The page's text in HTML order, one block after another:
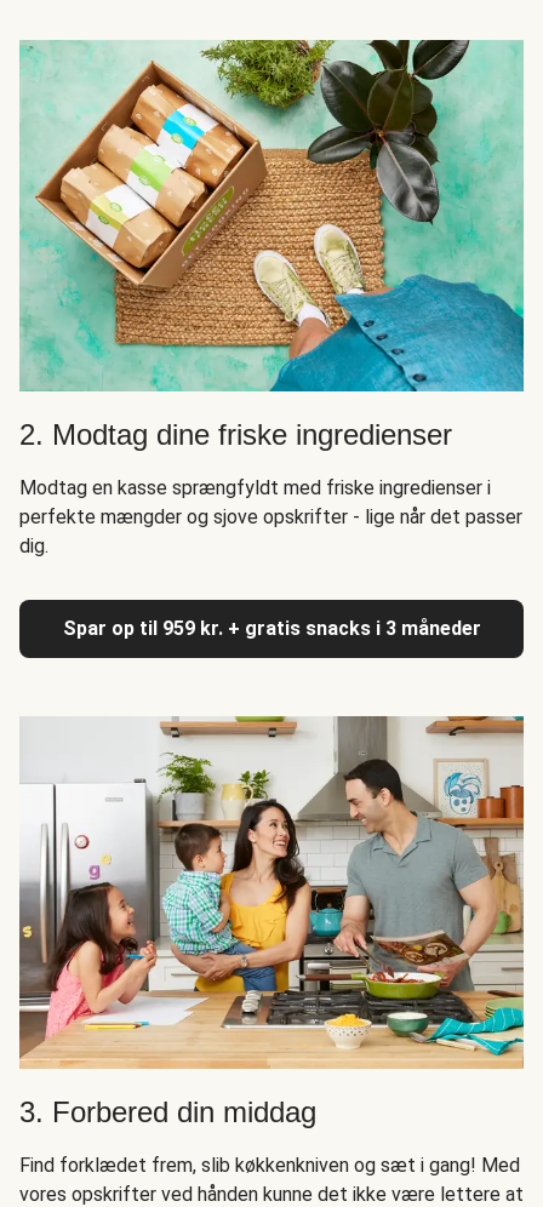
2. Modtag dine friske ingredienser
Modtag en kasse sprængfyldt med friske ingredienser i
perfekte mængder og sjove opskrifter - lige når det passer
dig.
Spar op til 959 kr. + gratis snacks i 3 måneder
3. Forbered din middag
Find forklædet frem, slib køkkenkniven og sæt i gang! Med
vores opskrifter ved hånden kunne det ikke være lettere at